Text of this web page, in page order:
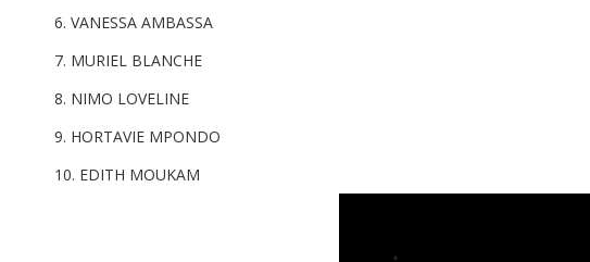
VANESSA AMBASSA
MURIEL BLANCHE
NIMO LOVELINE
HORTAVIE MPONDO
EDITH MOUKAM